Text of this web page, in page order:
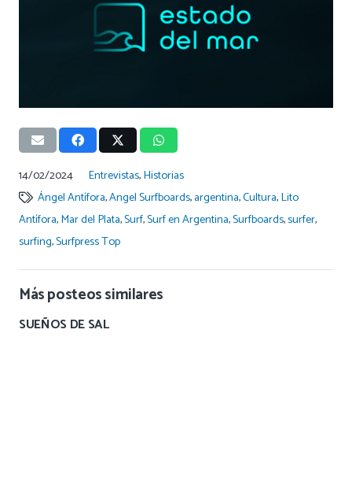
14/02/2024 Entrevistas,Historias
Ángel Antífora,Angel Surfboards,argentina,Cultura,Lito
Antífora,Mar del Plata,Surf,Surf en Argentina,Surfboards,surfer,
surfing,Surfpress Top
Más posteos similares
UN MUNDO VARBARO